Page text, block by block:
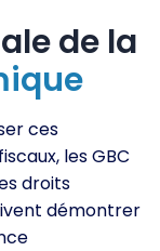
de la
ces
les GBC
droits
démontrer